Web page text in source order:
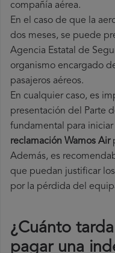
compañía aérea.
En el caso de que la
dos meses, se puede
Agencia Estatal de
organismo encargado
pasajeros aéreos.
En cualquier caso, es
presentación del Parte
fundamental para
reclamación Wamos Air
Además, es
que puedan justificar
por la pérdida del
¿Cuánto
pagar una